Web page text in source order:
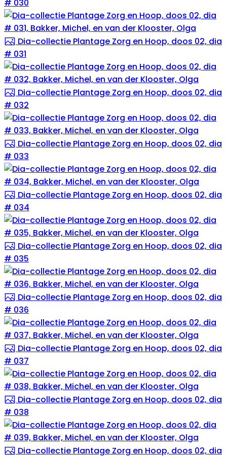
# 030
Dia-collectie Plantage Zorg en Hoop, doos 02, dia
# 031
Dia-collectie Plantage Zorg en Hoop, doos 02, dia
# 032
Dia-collectie Plantage Zorg en Hoop, doos 02, dia
# 033
Dia-collectie Plantage Zorg en Hoop, doos 02, dia
# 034
Dia-collectie Plantage Zorg en Hoop, doos 02, dia
# 035
Dia-collectie Plantage Zorg en Hoop, doos 02, dia
# 036
Dia-collectie Plantage Zorg en Hoop, doos 02, dia
# 037
Dia-collectie Plantage Zorg en Hoop, doos 02, dia
# 038
Dia-collectie Plantage Zorg en Hoop, doos 02, dia